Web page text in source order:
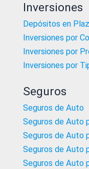
Inversiones
Depósitos en
Inversiones por
Inversiones por
Inversiones por
Seguros
Seguros de Auto
Seguros de Auto
Seguros de Auto
Seguros de Auto
Seguros de Auto